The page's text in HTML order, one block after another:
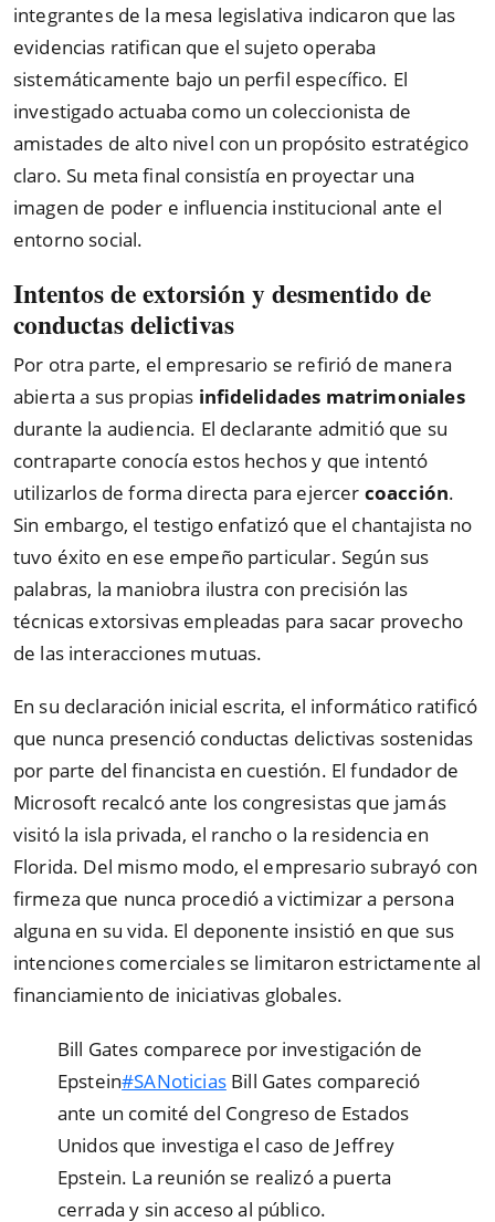
integrantes de la mesa legislativa indicaron que las
evidencias ratifican que el sujeto operaba
sistemáticamente bajo un perfil específico. El
investigado actuaba como un coleccionista de
amistades de alto nivel con un propósito estratégico
claro. Su meta final consistía en proyectar una
imagen de poder e influencia institucional ante el
entorno social.
Intentos de extorsión y desmentido de
conductas delictivas
Por otra parte, el empresario se refirió de manera
abierta a sus propias infidelidades matrimoniales
durante la audiencia. El declarante admitió que su
contraparte conocía estos hechos y que intentó
utilizarlos de forma directa para ejercer coacción.
Sin embargo, el testigo enfatizó que el chantajista no
tuvo éxito en ese empeño particular. Según sus
palabras, la maniobra ilustra con precisión las
técnicas extorsivas empleadas para sacar provecho
de las interacciones mutuas.
En su declaración inicial escrita, el informático ratificó
que nunca presenció conductas delictivas sostenidas
por parte del financista en cuestión. El fundador de
Microsoft recalcó ante los congresistas que jamás
visitó la isla privada, el rancho o la residencia en
Florida. Del mismo modo, el empresario subrayó con
firmeza que nunca procedió a victimizar a persona
alguna en su vida. El deponente insistió en que sus
intenciones comerciales se limitaron estrictamente al
financiamiento de iniciativas globales.
Bill Gates comparece por investigación de
Epstein#SANoticiasBill Gates compareció
ante un comité del Congreso de Estados
Unidos que investiga el caso de Jeffrey
Epstein. La reunión se realizó a puerta
cerrada y sin acceso al público.